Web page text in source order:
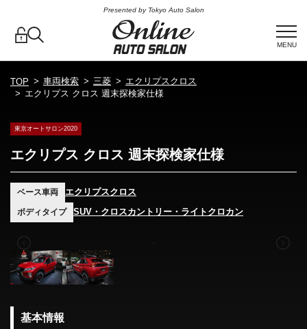
Presented by Tokyo Auto Salon
MENU
TOP 車両検索 三菱
エクリプスクロス
エクリプス クロス 週末探検家仕様
東京オートサロン2020
エクリプス クロス 週末探検家仕様
ベース車両 エクリプスクロス
ボディタイプ SUV・クロスカントリー・ライトクロカン
基本情報